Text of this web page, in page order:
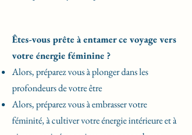
Êtes-vous prête à entamer ce voyage vers
votre énergie féminine ?
Alors, préparez vous à plonger dans les
profondeurs de votre être
Alors, préparez vous à embrasser votre
féminité, à cultiver votre énergie intérieure et à